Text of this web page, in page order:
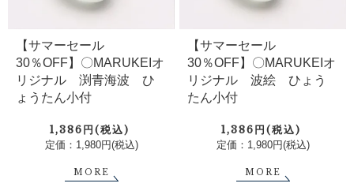
【サマーセール
30％OFF】〇MARUKEIオ
リジナル 渕青海波 ひ
ょうたん小付
1,386円(税込)
定価：1,980円(税込)
MORE
【サマーセール
30％OFF】〇MARUKEIオ
リジナル 波絵 ひょう
たん小付
1,386円(税込)
定価：1,980円(税込)
MORE